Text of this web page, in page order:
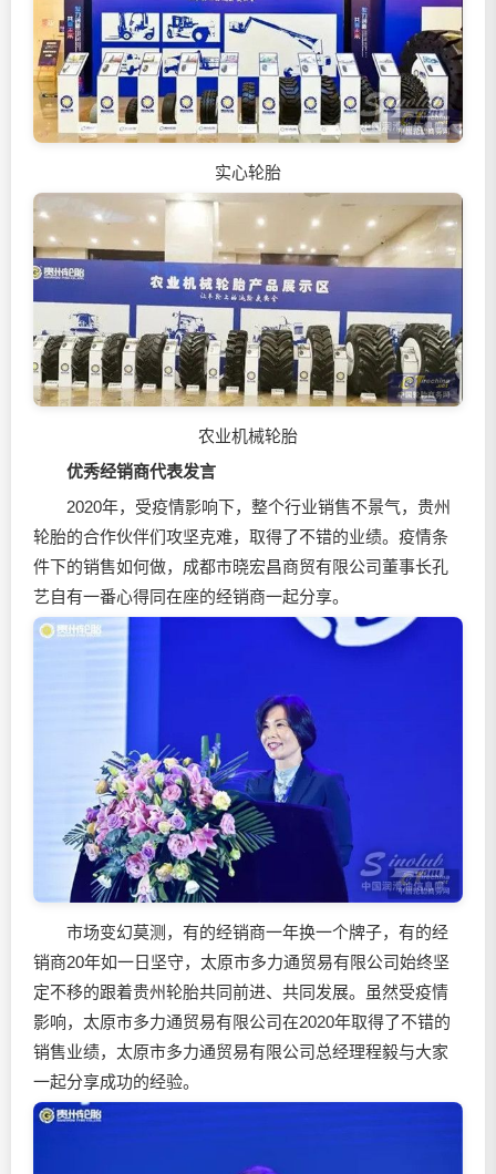
实心轮胎
农业机械轮胎
优秀经销商代表发言
2020年，受疫情影响下，整个行业销售不景气，贵州
轮胎的合作伙伴们攻坚克难，取得了不错的业绩。疫情条
件下的销售如何做，成都市晓宏昌商贸有限公司董事长孔
艺自有一番心得同在座的经销商一起分享。
市场变幻莫测，有的经销商一年换一个牌子，有的经
销商20年如一日坚守，太原市多力通贸易有限公司始终坚
定不移的跟着贵州轮胎共同前进、共同发展。虽然受疫情
影响，太原市多力通贸易有限公司在2020年取得了不错的
销售业绩，太原市多力通贸易有限公司总经理程毅与大家
一起分享成功的经验。